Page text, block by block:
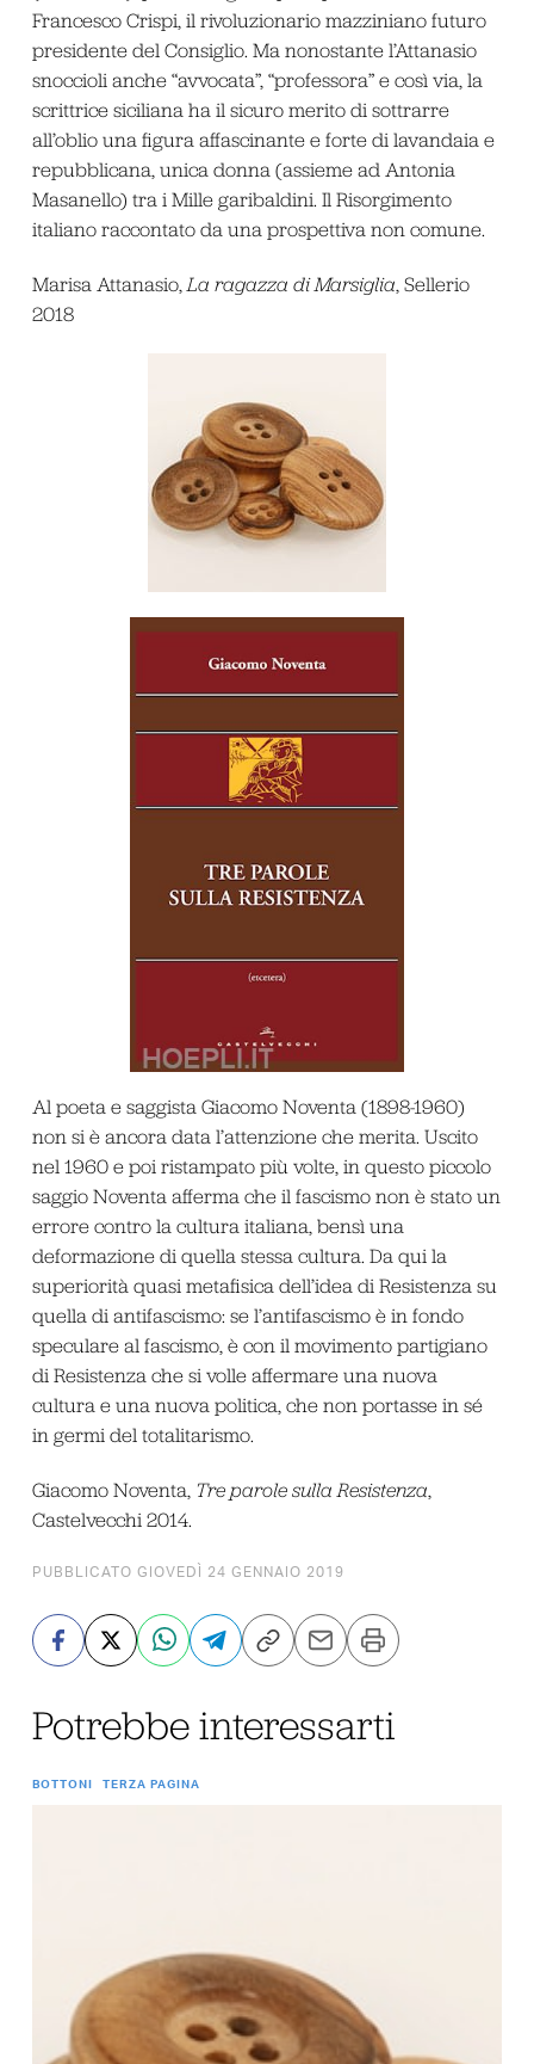
Francesco Crispi, il rivoluzionario mazziniano futuro
presidente del Consiglio. Ma nonostante l’Attanasio
snoccioli anche “avvocata”, “professora” e così via, la
scrittrice siciliana ha il sicuro merito di sottrarre
all’oblio una figura affascinante e forte di lavandaia e
repubblicana, unica donna (assieme ad Antonia
Masanello) tra i Mille garibaldini. Il Risorgimento
italiano raccontato da una prospettiva non comune.
Marisa Attanasio, La ragazza di Marsiglia, Sellerio
2018
Al poeta e saggista Giacomo Noventa (1898-1960)
non si è ancora data l’attenzione che merita. Uscito
nel 1960 e poi ristampato più volte, in questo piccolo
saggio Noventa afferma che il fascismo non è stato un
errore contro la cultura italiana, bensì una
deformazione di quella stessa cultura. Da qui la
superiorità quasi metafisica dell’idea di Resistenza su
quella di antifascismo: se l’antifascismo è in fondo
speculare al fascismo, è con il movimento partigiano
di Resistenza che si volle affermare una nuova
cultura e una nuova politica, che non portasse in sé
in germi del totalitarismo.
Giacomo Noventa, Tre parole sulla Resistenza,
Castelvecchi 2014.
PUBBLICATO GIOVEDÌ 24 GENNAIO 2019
Potrebbe interessarti
BOTTONI TERZA PAGINA